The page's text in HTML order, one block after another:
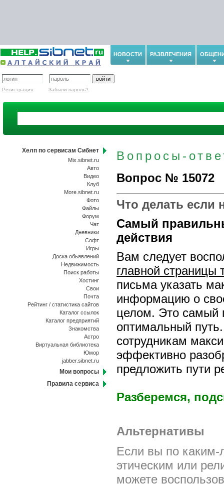
НОВОСТИ РАЗВЛЕЧЕНИЯ
Регистрация Забыли пароль?
Хелп по сервисам Сибнет
Mix.sibnet.ru
Авто
Видео
Клуб
More.sibnet.ru
Фото
Файлы
Форум
Чат
Дневники
Софт
Игры
Доска обьявлений
Недвижимость
Поиск работы
Хостинг
Свои
Почта
Рейтинг / статистика сайтов
Каталог ссылок
Каталог предприятий
Знакомства
Астро
Виртуальная библиотека
Юмор
jabber.sibnet.ru
Мои вопросы
Правила сервиса
Вопросы-
Вопрос № 15072
Что делать если
Самый
действия
Вам следует
главной страницы
письма указать
информацию о
целом. Это самый
оптимальный
сотрудникам
эффективно
предложить пути
Разберемся,
Альтернативы
Если вы по каким-
этическим или
можете